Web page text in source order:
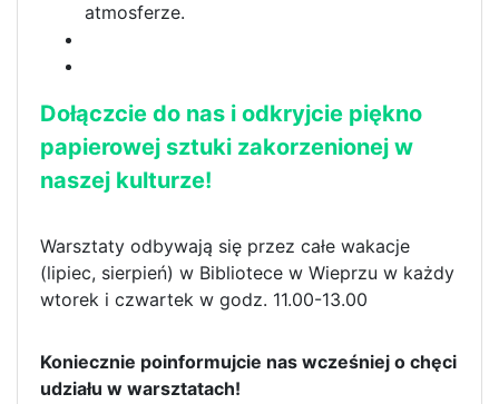
atmosferze.
Dołączcie do nas i odkryjcie piękno
papierowej sztuki zakorzenionej w
naszej kulturze!
Warsztaty odbywają się przez całe wakacje
(lipiec, sierpień) w Bibliotece w Wieprzu w każdy
wtorek i czwartek w godz. 11.00-13.00
Koniecznie poinformujcie nas wcześniej o chęci
udziału w warsztatach!